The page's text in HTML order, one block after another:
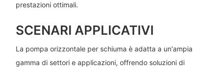
prestazioni ottimali.
SCENARI APPLICATIVI
La pompa orizzontale per schiuma è adatta a un'ampia
gamma di settori e applicazioni, offrendo soluzioni di